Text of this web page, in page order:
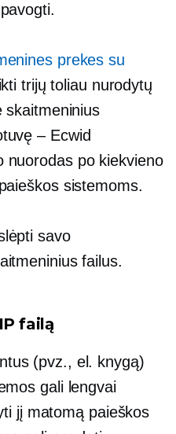
prekes su
trijų toliau nurodytų
skaitmeninius
– Ecwid
nuorodas po kiekvieno
sistemoms.
savo
failus.
failą
(pvz., el. knygą)
gali lengvai
jį matomą paieškos